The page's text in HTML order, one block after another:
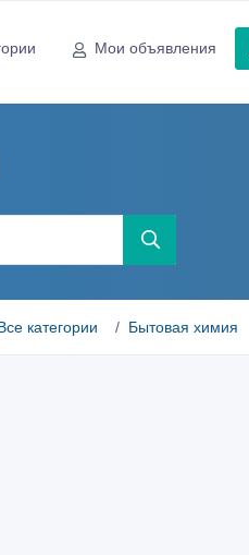
Мои объявления
категории Бытовая химия